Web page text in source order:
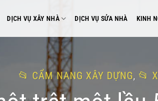
DỊCH VỤ XÂY NHÀ DỊCH VỤ SỬA NHÀ KINH
CẨM NANG XÂY DỰNG,